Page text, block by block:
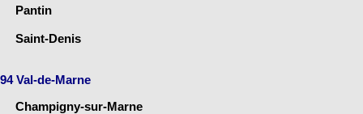
Pantin
Saint-Denis
94 Val-de-Marne
Champigny-sur-Marne